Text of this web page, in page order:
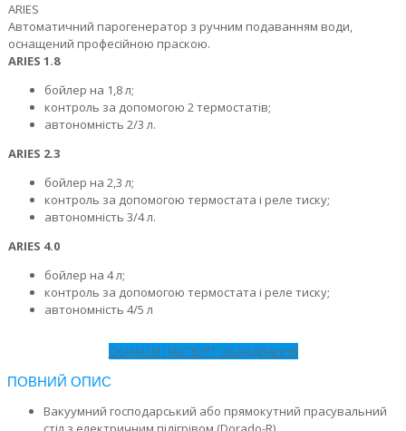
ARIES
Автоматичний парогенератор з ручним подаванням води,
оснащений професійною праскою.
ARIES 1.8
бойлер на 1,8 л;
контроль за допомогою 2 термостатів;
автономність 2/3 л.
ARIES 2.3
бойлер на 2,3 л;
контроль за допомогою термостата і реле тиску;
автономність 3/4 л.
ARIES 4.0
бойлер на 4 л;
контроль за допомогою термостата і реле тиску;
автономність 4/5 л
СКАЧАТИ ПАСПОРТ ОБЛАДНАННЯ
ПОВНИЙ ОПИС
Вакуумний господарський або прямокутний прасувальний